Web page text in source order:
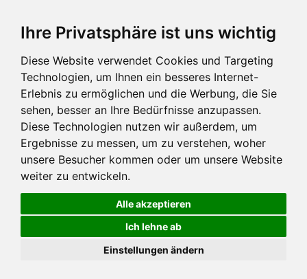
Ihre Privatsphäre ist uns wichtig
Diese Website verwendet Cookies und Targeting
Technologien, um Ihnen ein besseres Internet-
Erlebnis zu ermöglichen und die Werbung, die Sie
sehen, besser an Ihre Bedürfnisse anzupassen.
Diese Technologien nutzen wir außerdem, um
Ergebnisse zu messen, um zu verstehen, woher
unsere Besucher kommen oder um unsere Website
weiter zu entwickeln.
Alle akzeptieren
Ich lehne ab
Einstellungen ändern